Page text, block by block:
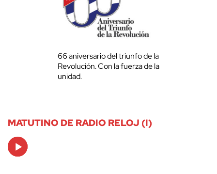
66 aniversario del triunfo de la
Revolución. Con la fuerza de la
unidad.
MATUTINO DE RADIO RELOJ (I)
Audio
Player